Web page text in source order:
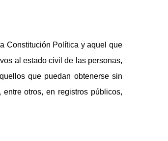
Constitución Política y aquel que
al estado civil de las personas,
que puedan obtenerse sin
otros, en registros públicos,